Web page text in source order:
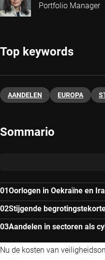
Portfolio Manager
Top keywords
AANDELEN EUROPA
Sommario
Oorlogen in Oekraïne en
Stijgende
Aandelen in sectoren als
Nu de kosten van